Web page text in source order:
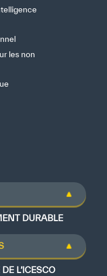
les non
DURABLE
L’ICESCO